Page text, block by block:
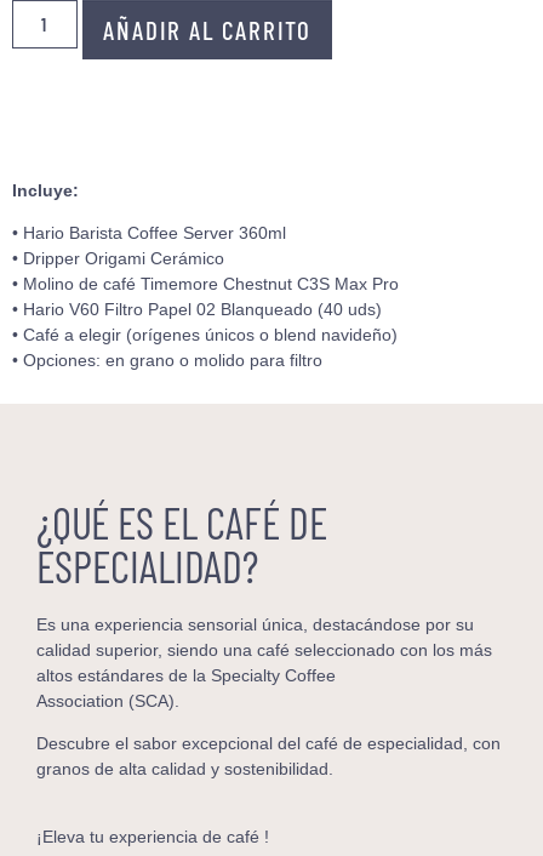
AÑADIR AL CARRITO
Incluye:
• Hario Barista Coffee Server 360ml
• Dripper Origami Cerámico
• Molino de café Timemore Chestnut C3S Max Pro
• Hario V60 Filtro Papel 02 Blanqueado (40 uds)
• Café a elegir (orígenes únicos o blend navideño)
• Opciones: en grano o molido para filtro
¿QUÉ ES EL CAFÉ DE
ESPECIALIDAD?
Es una experiencia sensorial única, destacándose por su
calidad superior, siendo una café seleccionado con los más
altos estándares de la Specialty Coffee
Association (SCA).
Descubre el sabor excepcional del café de especialidad, con
granos de alta calidad y sostenibilidad.
¡Eleva tu experiencia de café !